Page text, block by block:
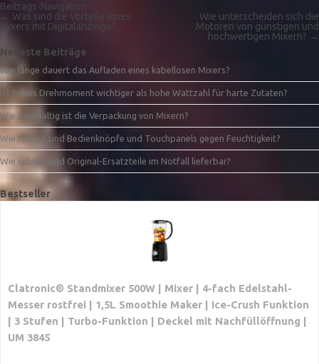
Beitrags-Navigation
← Was sind die Vorteile eines
Mixers mit Digitalanzeige?
Wie unterscheiden sich die
Motoren von günstigen und
hochwertigen Mixern? →
Neueste Beiträge
Wie lange dauert das Aufladen eines kabellosen Mixers?
Ist hohes Drehmoment wichtiger als hohe Wattzahl für harte Zutaten?
Wie nachhaltig ist die Verpackung von Mixern?
Wie robust sind Bedienknöpfe und Touchpanels gegen Feuchtigkeit?
Wie schnell sind Original-Ersatzteile im Notfall lieferbar?
Bestseller
Clatronic® Standmixer 500W | Mixer | 4-fach Edelstahl-
Messer rostfrei | 1,5L Smoothie Maker | Ice-Crush Funktion
| 3 Stufen | Turbo-Funktion | Deckel mit Nachfüllöffnung |
UM 3845